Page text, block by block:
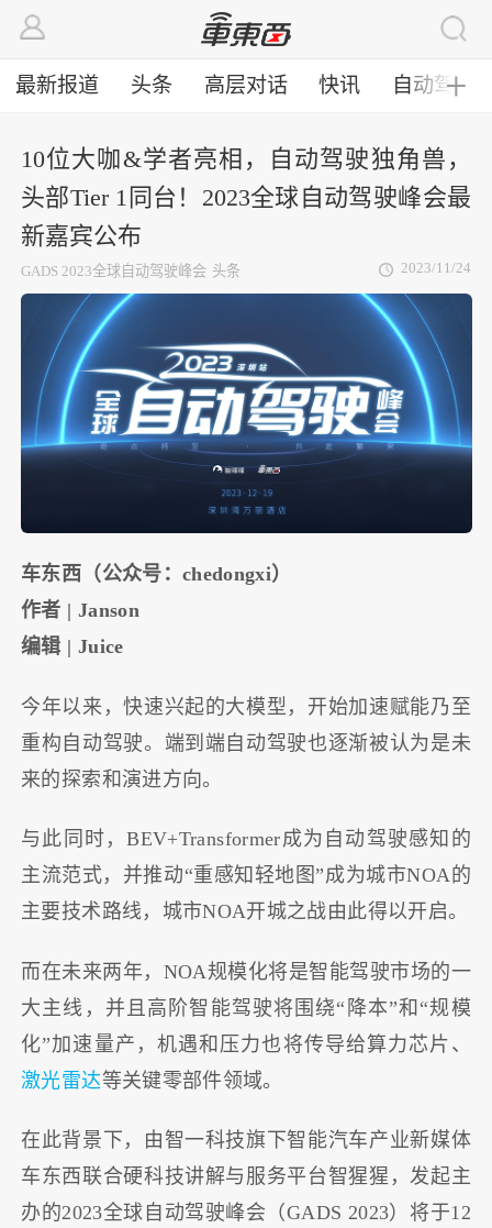
最新报道 头条 高层对话 快讯 自动驾驶
╋
10位大咖&学者亮相，自动驾驶独角兽，
头部Tier 1同台！2023全球自动驾驶峰会最
新嘉宾公布
GADS 2023全球自动驾驶峰会 头条 2023/11/24
⻋东⻄（公众号：chedongxi）
作者 | Janson
编辑 | Juice
今年以来，快速兴起的大模型，开始加速赋能乃至
重构自动驾驶。端到端自动驾驶也逐渐被认为是未
来的探索和演进方向。
与此同时，BEV+Transformer成为自动驾驶感知的
主流范式，并推动“重感知轻地图”成为城市NOA的
主要技术路线，城市NOA开城之战由此得以开启。
而在未来两年，NOA规模化将是智能驾驶市场的一
大主线，并且高阶智能驾驶将围绕“降本”和“规模
化”加速量产，机遇和压力也将传导给算力芯片、
激光雷达等关键零部件领域。
在此背景下，由智一科技旗下智能汽车产业新媒体
车东西联合硬科技讲解与服务平台智猩猩，发起主
办的2023全球自动驾驶峰会（GADS 2023）将于12